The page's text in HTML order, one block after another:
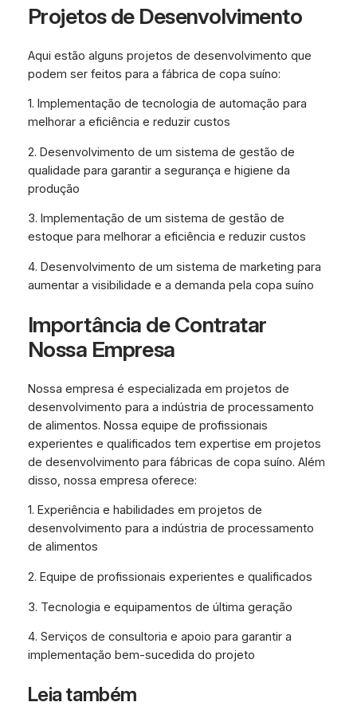
Projetos de Desenvolvimento
Aqui estão alguns projetos de desenvolvimento que
podem ser feitos para a fábrica de copa suíno:
1. Implementação de tecnologia de automação para
melhorar a eficiência e reduzir custos
2. Desenvolvimento de um sistema de gestão de
qualidade para garantir a segurança e higiene da
produção
3. Implementação de um sistema de gestão de
estoque para melhorar a eficiência e reduzir custos
4. Desenvolvimento de um sistema de marketing para
aumentar a visibilidade e a demanda pela copa suíno
Importância de Contratar
Nossa Empresa
Nossa empresa é especializada em projetos de
desenvolvimento para a indústria de processamento
de alimentos. Nossa equipe de profissionais
experientes e qualificados tem expertise em projetos
de desenvolvimento para fábricas de copa suíno. Além
disso, nossa empresa oferece:
1. Experiência e habilidades em projetos de
desenvolvimento para a indústria de processamento
de alimentos
2. Equipe de profissionais experientes e qualificados
3. Tecnologia e equipamentos de última geração
4. Serviços de consultoria e apoio para garantir a
implementação bem-sucedida do projeto
Leia também